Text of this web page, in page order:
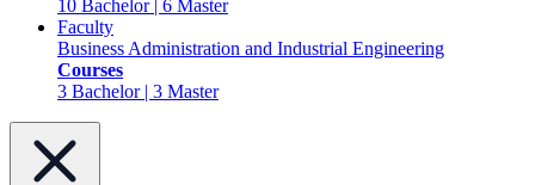
10 Bachelor | 6 Master
Faculty
Business Administration and Industrial Engineering
Courses
3 Bachelor | 3 Master